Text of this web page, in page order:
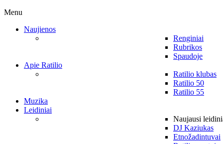
Menu
Naujienos
Renginiai
Rubrikos
Spaudoje
Apie Ratilio
Ratilio klubas
Ratilio 50
Ratilio 55
Muzika
Leidiniai
Naujausi
DJ Kaziukas
Etnožadintuvai